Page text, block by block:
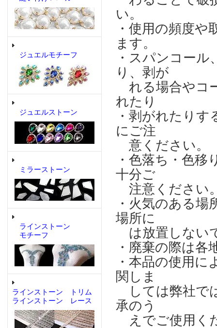
ジュエルモチーフ
ジュエルストーン
ミラーストーン
ラインストーン
モチーフ
ラインストーン トリム
ラインストーン レース
い。
・使用の頻度
ます。
・スパンコー
り、剥が
れる場合やコ
れたり
・剥がれたり
にご注
意ください。
・色落ち・色
十分ご
注意ください
・火気のある場
場所に
は放置しない
・廃棄の際は
・本品の使用
関しま
しては弊社で
承のう
えでご使用く